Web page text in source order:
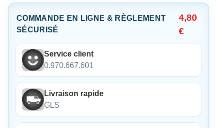
COMMANDE EN LIGNE & RÈGLEMENT
SÉCURISÉ
4,80
€
Service client
0.970.667.601
Livraison rapide
GLS